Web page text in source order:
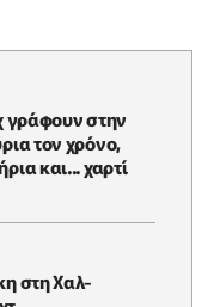
γράφουν στην
τον χρόνο,
και... χαρτί
στη Χαλ-